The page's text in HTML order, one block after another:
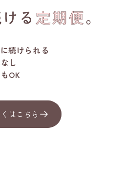
る 定期便。
続けられる
し
OK
はこちら